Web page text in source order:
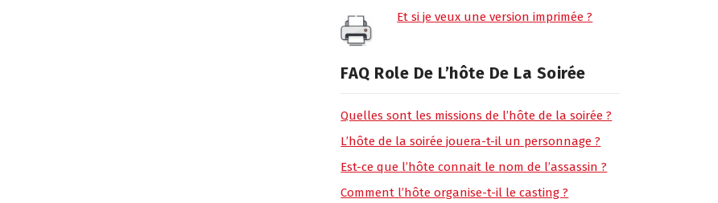
Et si je veux une version imprimée ?
FAQ Role De L’hôte De La Soirée
Quelles sont les missions de l’hôte de la soirée ?
L’hôte de la soirée jouera-t-il un personnage ?
Est-ce que l’hôte connait le nom de l’assassin ?
Comment l’hôte organise-t-il le casting ?